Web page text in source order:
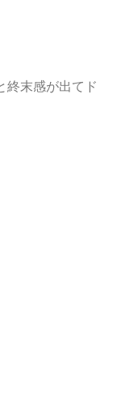
終末感が出てド